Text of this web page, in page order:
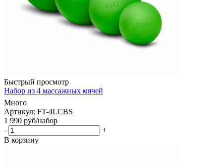
Быстрый просмотр
Набор из 4 массажных мячей
Много
Артикул: FT-4LCBS
1 990 руб/набор
-
+
В корзину